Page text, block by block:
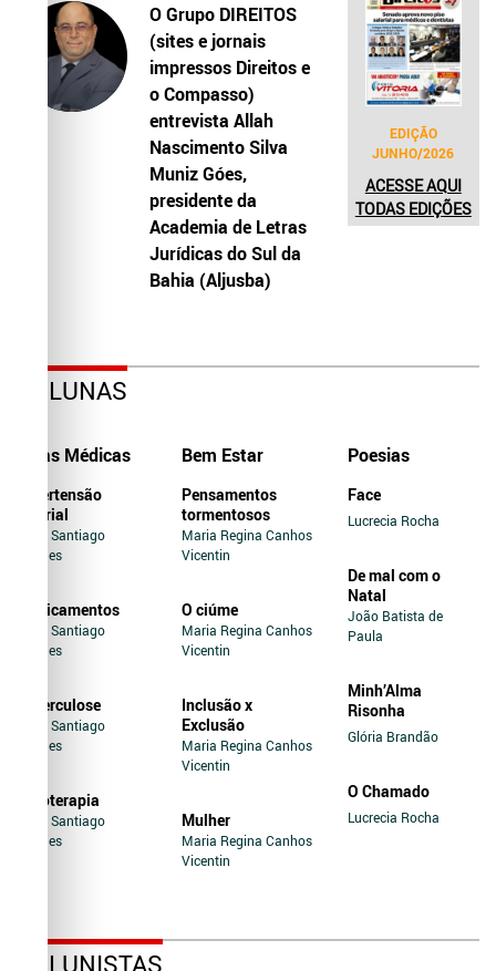
O Grupo DIREITOS
(sites e jornais
impressos Direitos e
o Compasso)
entrevista Allah
Nascimento Silva
Muniz Góes,
presidente da
Academia de Letras
Jurídicas do Sul da
Bahia (Aljusba)
EDIÇÃO
JUNHO/2026
ACESSE AQUI
TODAS EDIÇÕES
COLUNAS
Dicas Médicas
Hipertensão
Arterial
Jairo Santiago
Novaes
Medicamentos
Jairo Santiago
Novaes
Tuberculose
Jairo Santiago
Novaes
Soroterapia
Jairo Santiago
Novaes
Bem Estar
Pensamentos
tormentosos
Maria Regina Canhos
Vicentin
O ciúme
Maria Regina Canhos
Vicentin
Inclusão x
Exclusão
Maria Regina Canhos
Vicentin
Mulher
Maria Regina Canhos
Vicentin
Poesias
Face
Lucrecia Rocha
De mal com o
Natal
João Batista de
Paula
Minh’Alma
Risonha
Glória Brandão
O Chamado
Lucrecia Rocha
COLUNISTAS